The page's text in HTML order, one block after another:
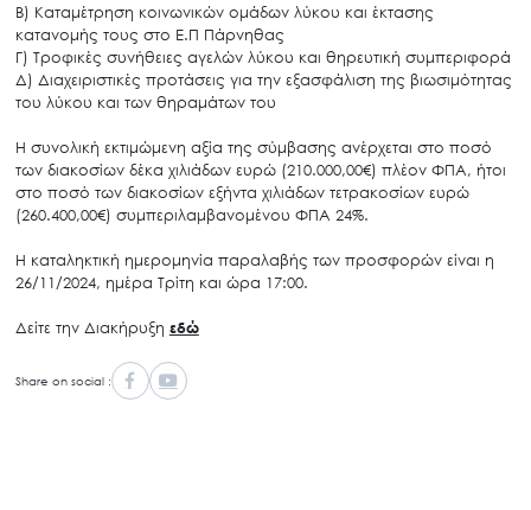
Β) Καταμέτρηση κοινωνικών ομάδων λύκου και έκτασης
κατανομής τους στο Ε.Π Πάρνηθας
Γ) Τροφικές συνήθειες αγελών λύκου και θηρευτική συμπεριφορά
Δ) Διαχειριστικές προτάσεις για την εξασφάλιση της βιωσιμότητας
του λύκου και των θηραμάτων του
Η συνολική εκτιμώμενη αξία της σύμβασης ανέρχεται στο ποσό
των διακοσίων δέκα χιλιάδων ευρώ (210.000,00€) πλέον ΦΠΑ, ήτοι
στο ποσό των διακοσίων εξήντα χιλιάδων τετρακοσίων ευρώ
(260.400,00€) συμπεριλαμβανομένου ΦΠΑ 24%.
Η καταληκτική ημερομηνία παραλαβής των προσφορών είναι η
26/11/2024, ημέρα Τρίτη και ώρα 17:00.
Δείτε την Διακήρυξη εδώ
Share on social :